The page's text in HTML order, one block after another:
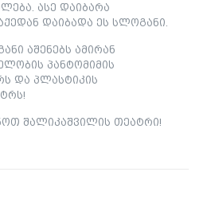
ასე დაიბარა
დაიბადა ეს სლოგანი.
აშენებს ამირან
პანტომიმის
და პლასტიკის
შალიკაშვილის თეატრი!